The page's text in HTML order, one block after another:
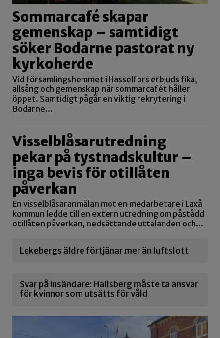
Sommarcafé skapar
gemenskap – samtidigt
söker Bodarne pastorat ny
kyrkoherde
Vid församlingshemmet i Hasselfors erbjuds fika,
allsång och gemenskap när sommarcafét håller
öppet. Samtidigt pågår en viktig rekrytering i
Bodarne...
Visselblåsarutredning
pekar på tystnadskultur –
inga bevis för otillåten
påverkan
En visselblåsaranmälan mot en medarbetare i Laxå
kommun ledde till en extern utredning om påstådd
otillåten påverkan, nedsättande uttalanden och...
Lekebergs äldre förtjänar mer än luftslott
Svar på insändare: Hallsberg måste ta ansvar
för kvinnor som utsätts för våld